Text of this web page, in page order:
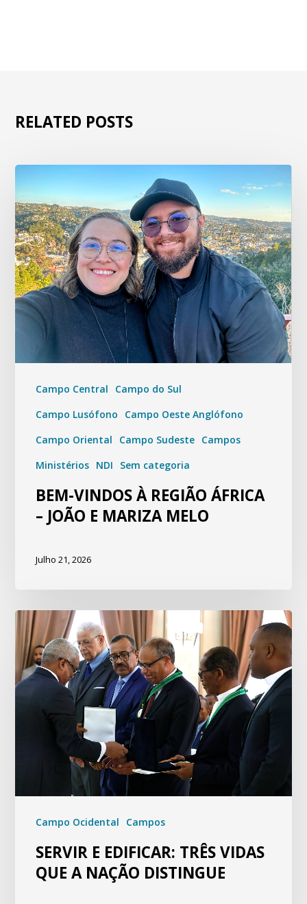
RELATED POSTS
Campo Central
Campo do Sul
Campo Lusófono
Campo Oeste Anglófono
Campo Oriental
Campo Sudeste Campos
Ministérios NDI Sem categoria
BEM-VINDOS À REGIÃO ÁFRICA
– JOÃO E MARIZA MELO
Julho 21, 2026
Campo Ocidental Campos
SERVIR E EDIFICAR: TRÊS VIDAS
QUE A NAÇÃO DISTINGUE